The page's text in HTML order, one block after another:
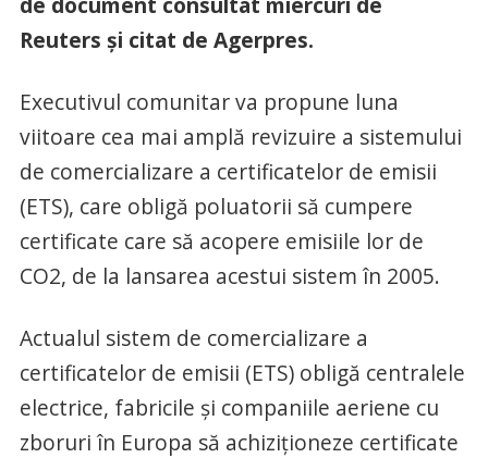
Reuters și citat de Agerpres.
Executivul comunitar va propune luna
viitoare cea mai amplă revizuire a sistemului
de comercializare a certificatelor de emisii
(ETS), care obligă poluatorii să cumpere
certificate care să acopere emisiile lor de
CO2, de la lansarea acestui sistem în 2005.
Actualul sistem de comercializare a
certificatelor de emisii (ETS) obligă centralele
electrice, fabricile şi companiile aeriene cu
zboruri în Europa să achiziţioneze certificate